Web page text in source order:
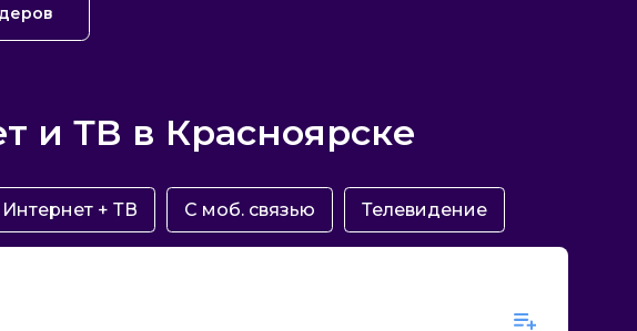
и ТВ в Красноярске
Интернет + ТВ С моб. связью Телевидение